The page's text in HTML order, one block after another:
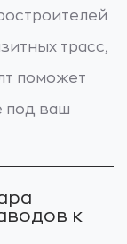
трасс,
поможет
под ваш
к